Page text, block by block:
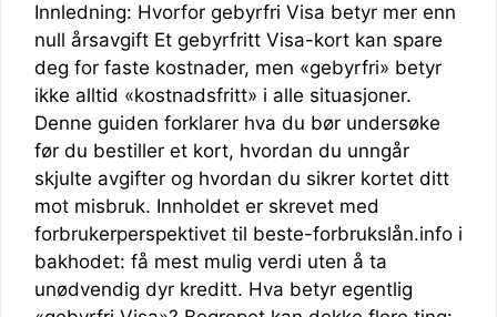
Innledning: Hvorfor gebyrfri Visa betyr mer enn
null årsavgift Et gebyrfritt Visa-kort kan spare
deg for faste kostnader, men «gebyrfri» betyr
ikke alltid «kostnadsfritt» i alle situasjoner.
Denne guiden forklarer hva du bør undersøke
før du bestiller et kort, hvordan du unngår
skjulte avgifter og hvordan du sikrer kortet ditt
mot misbruk. Innholdet er skrevet med
forbrukerperspektivet til beste-forbrukslån.info i
bakhodet: få mest mulig verdi uten å ta
unødvendig dyr kreditt. Hva betyr egentlig